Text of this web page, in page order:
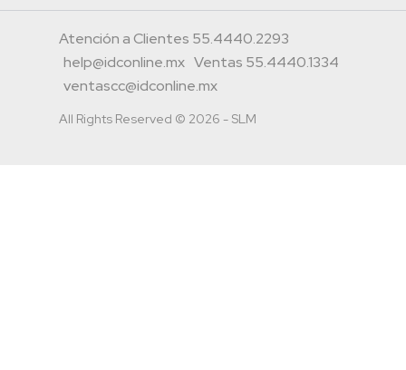
Atención a Clientes 55.4440.2293
help@idconline.mx Ventas 55.4440.1334
ventascc@idconline.mx
All Rights Reserved © 2026 - SLM